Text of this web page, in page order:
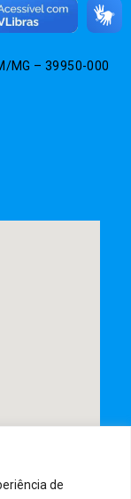
de
às 17:00
MG – 39950-000